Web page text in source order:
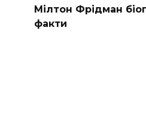
Мілтон Фрідман
факти